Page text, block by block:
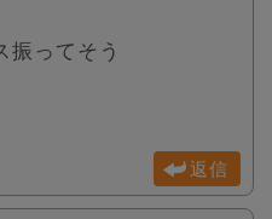
振ってそう
返信